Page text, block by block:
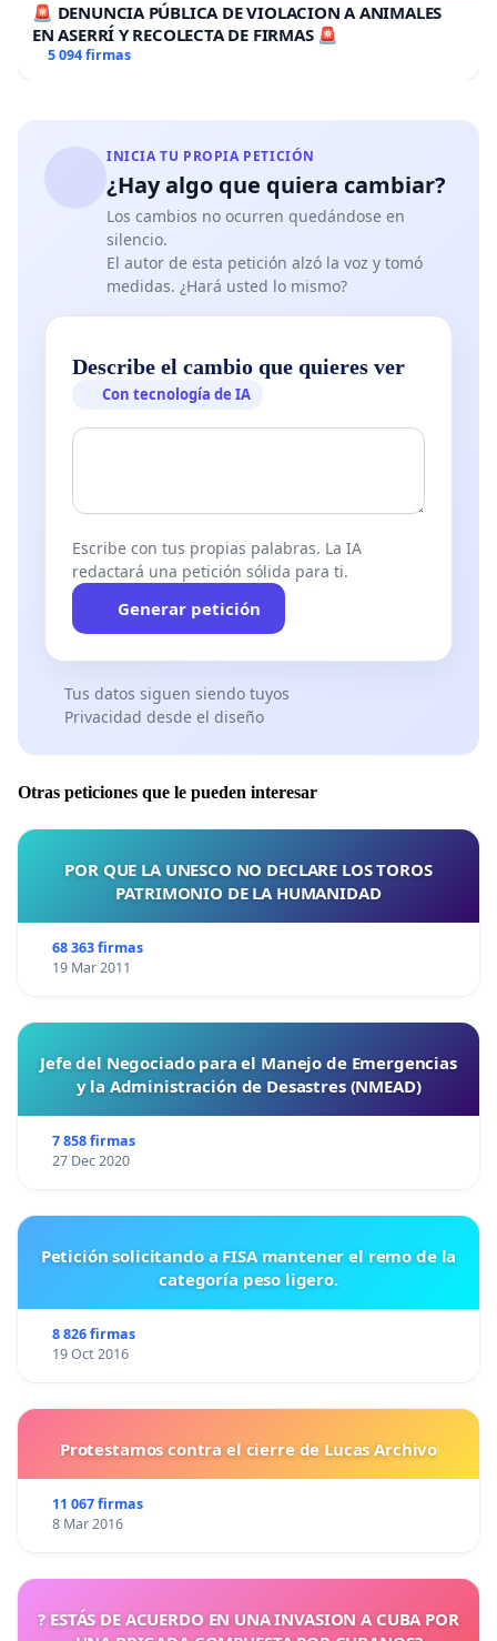
🚨 DENUNCIA PÚBLICA DE VIOLACION A ANIMALES
EN ASERRÍ Y RECOLECTA DE FIRMAS 🚨
5 094 firmas
INICIA TU PROPIA PETICIÓN
¿Hay algo que quiera cambiar?
Los cambios no ocurren quedándose en
silencio.
El autor de esta petición alzó la voz y tomó
medidas. ¿Hará usted lo mismo?
Describe el cambio que quieres ver
Con tecnología de IA
Escribe con tus propias palabras. La IA
redactará una petición sólida para ti.
Generar petición
Tus datos siguen siendo tuyos
Privacidad desde el diseño
Otras peticiones que le pueden interesar
POR QUE LA UNESCO NO DECLARE LOS TOROS
PATRIMONIO DE LA HUMANIDAD
68 363 firmas
19 Mar 2011
Jefe del Negociado para el Manejo de Emergencias
y la Administración de Desastres (NMEAD)
7 858 firmas
27 Dec 2020
Petición solicitando a FISA mantener el remo de la
categoría peso ligero.
8 826 firmas
19 Oct 2016
Protestamos contra el cierre de Lucas Archivo
11 067 firmas
8 Mar 2016
? ESTÁS DE ACUERDO EN UNA INVASION A CUBA POR